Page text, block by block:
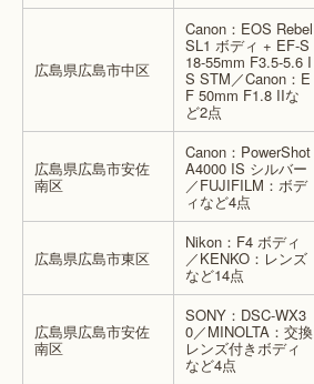
広島県広島市中区
Canon：EOS Rebel
SL1 ボディ + EF-S
18-55mm F3.5-5.6 I
S STM／Canon：E
F 50mm F1.8 IIな
ど2点
広島県広島市安佐
南区
Canon：PowerShot
A4000 IS シルバー
／FUJIFILM：ボデ
ィなど4点
広島県広島市東区
Nikon：F4 ボディ
／KENKO：レンズ
など14点
広島県広島市安佐
南区
SONY：DSC-WX3
0／MINOLTA：交換
レンズ付きボディ
など4点